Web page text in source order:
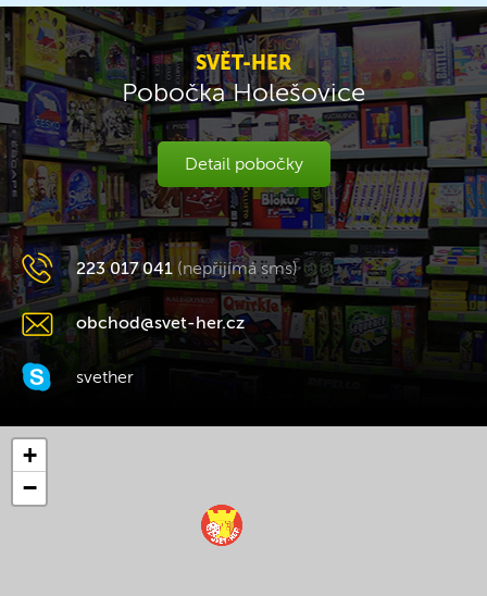
SVĚT-HER
Pobočka Holešovice
Detail pobočky
223 017 041 (nepřijímá sms)
obchod@svet-her.cz
svether
+
−